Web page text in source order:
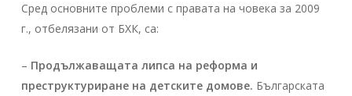
Сред основните проблеми с правата на човека за 2009
г., отбелязани от БХК, са:
– Продължаващата липса на реформа и
преструктуриране на детските домове. Българската